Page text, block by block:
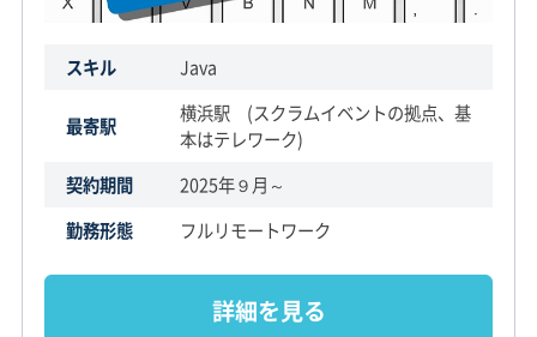
スキル Java
最寄駅
横浜駅 (スクラムイベントの拠点、基
本はテレワーク)
契約期間
2025年９月～
勤務形態
フルリモートワーク
詳細を見る